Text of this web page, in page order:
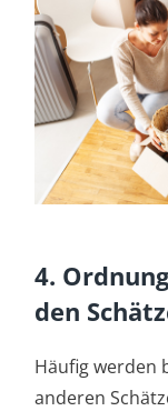
4.
den
Häufig werden
anderen